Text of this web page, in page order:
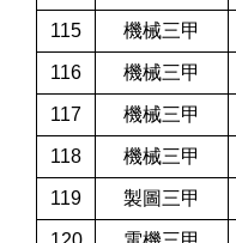
115 機械三甲
116 機械三甲
117 機械三甲
118 機械三甲
119 製圖三甲